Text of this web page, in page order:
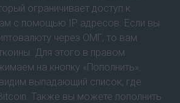
ограничивает доступ к
с помощью IP адресов. Если вы
через ОМГ, то вам
Для этого в правом
на кнопку «Пополнить».
выпадающий список, где
Также вы можете пополнить